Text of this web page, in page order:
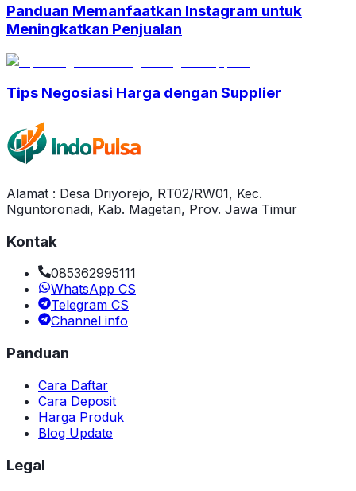
Panduan Memanfaatkan Instagram untuk
Meningkatkan Penjualan
Tips Negosiasi Harga dengan Supplier
Alamat : Desa Driyorejo, RT02/RW01, Kec.
Nguntoronadi, Kab. Magetan, Prov. Jawa Timur
Kontak
085362995111
WhatsApp CS
Telegram CS
Channel info
Panduan
Cara Daftar
Cara Deposit
Harga Produk
Blog Update
Legal